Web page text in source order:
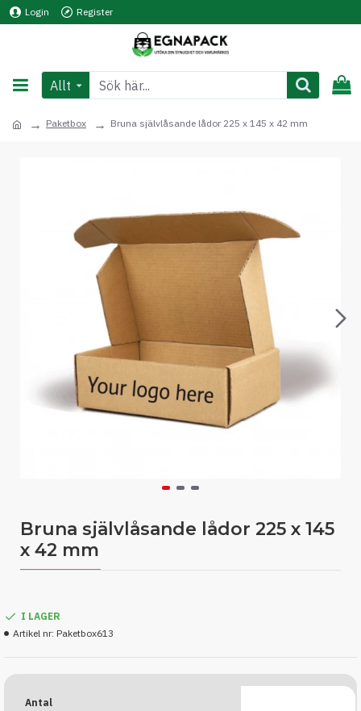
Login Register
Allt
Paketbox Bruna självlåsande lådor 225 x 145 x 42 mm
Bruna självlåsande lådor 225 x 145
x 42 mm
I LAGER
Artikel nr: Paketbox613
Antal